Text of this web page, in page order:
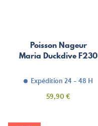
Poisson Nageur
Maria Duckdive F230
Expédition 24 - 48 H
Prix
59,90 €